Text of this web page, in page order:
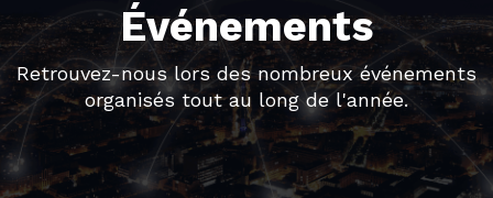
Événements
Retrouvez-nous lors des nombreux événements
organisés tout au long de l'année.